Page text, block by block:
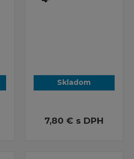
Skladom
7,80 € s DPH